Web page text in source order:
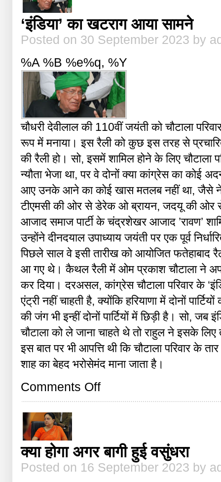
‘इंडिया’ का खटराग आया सामने
Posted on 30 September 2023 by
%A %B %e%q, %Y
चौधरी देवीलाल की 110वीं जयंती को चौटाला
रूप में मनाया। इस रैली को कुछ इस तरह से
की रैली हो। सो, इसमें शामिल होने के लिए चौटाला
न्यौता भेजा था, पर वे दोनों क्या कांग्रेस का कोई
आए उनके आने का कोई खास मतलब नहीं था, जैसे
टीएमसी की ओर से डेरेक ओ ब्रायन, जदयू की ओर
आजाद समाज पार्टी के चंद्रशेखर आजाद ’रावण’
उन्होंने दीनदयाल उपाध्याय जयंती पर एक पूर्व
पिछले साल वे इसी तारीख को आयोजित फतेहाबाद
आ गए थे। कैथल रैली में ओम प्रकाश चौटाला ने
कर दिया। दरअसल, कांग्रेस चौटाला परिवार के
एंट्री नहीं चाहती है, क्योंकि हरियाणा में दोनों
की जंग भी इन्हीं दोनों पार्टियों में छिड़ी है। सो,
चौटाला को ले जाना चाहते थे तो राहुल ने इसके
इस बात पर भी आपत्ति थी कि चौटाला परिवार के
शाह का बेहद भरोसेमंद माना जाता है।
Comments Offon
का
क्या होगा अगर बागी हुई वसुंधरा
Posted on 16 September 2023 by